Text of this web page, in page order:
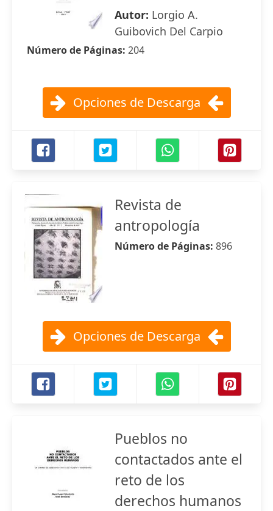
Autor: Lorgio A.
Guibovich Del Carpio
Número de Páginas: 204
Opciones de Descarga
Revista de
antropología
Número de Páginas: 896
Opciones de Descarga
Pueblos no
contactados ante el
reto de los
derechos humanos